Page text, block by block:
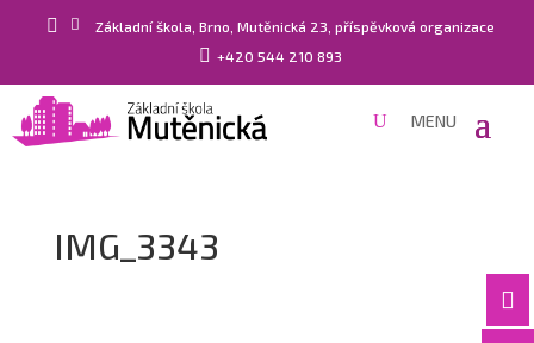
  Základní škola, Brno, Mutěnická 23, příspěvková organizace
 +420 544 210 893

IMG_3343